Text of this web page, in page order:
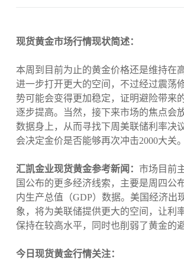
现货黄金市场行情现状简述：
本周到目前为止的黄金价格还是维持在
进一步打开更大的空间，不过经过震荡
势可能会变得更加稳定，证明避险带来
逐步提高。当然，接下来市场的焦点会
数据身上，从而寻找下周美联储利率决
会决定金价是否能够再次冲击2000大关。
汇凯金业现货黄金参考新闻： 市场目前
国公布的更多经济线索，主要是周四公
内生产总值（GDP）数据。美国经济出
象，将为美联储提供更大的空间，让利
保持在较高水平，同时也削弱了黄金的
今日现货黄金行情关注：